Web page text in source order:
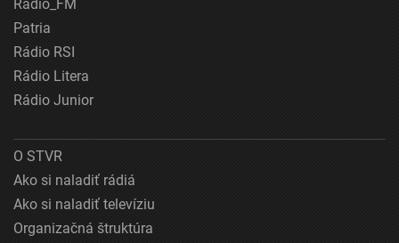
Rádio_FM
Patria
Rádio RSI
Rádio Litera
Rádio Junior
O STVR
Ako si naladiť rádiá
Ako si naladiť televíziu
Organizačná štruktúra